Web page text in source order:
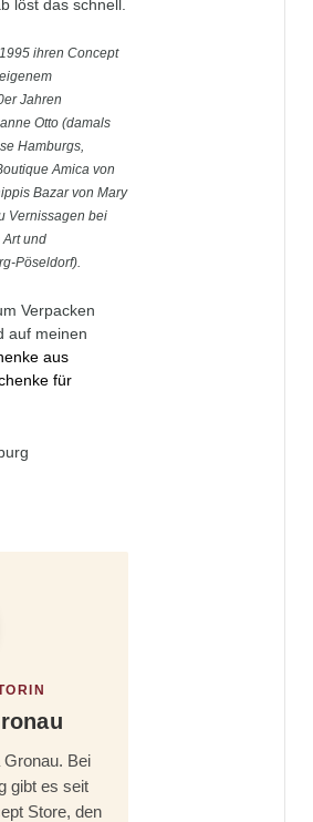
löst das schnell.
ihren Concept
Jahren
Otto (damals
Hamburgs,
Amica von
Bazar von Mary
Vernissagen bei
und
Pöseldorf).
Verpacken
auf meinen
aus
für
Gronau. Bei
gibt es seit
Store, den